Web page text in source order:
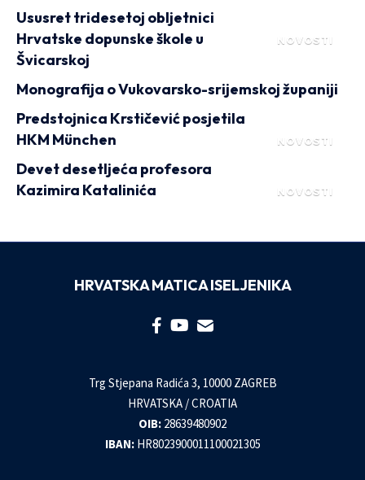
NOVOSTI
Ususret tridesetoj obljetnici
Hrvatske dopunske škole u
Švicarskoj
Monografija o Vukovarsko-srijemskoj županiji
NOVOSTI
Predstojnica Krstičević posjetila
HKM München
NOVOSTI
Devet desetljeća profesora
Kazimira Katalinića
HRVATSKA MATICA ISELJENIKA
Trg Stjepana Radića 3, 10000 ZAGREB
HRVATSKA / CROATIA
OIB: 28639480902
IBAN: HR8023900011100021305